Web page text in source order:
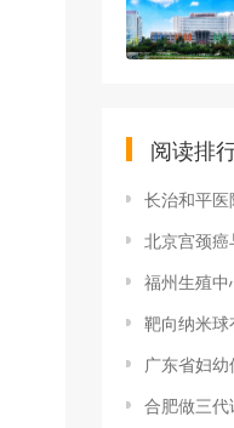
阅读排
长治和平医院
北京宫颈癌
福州生殖中心
靶向纳米
广东省妇幼保
合肥做三代试